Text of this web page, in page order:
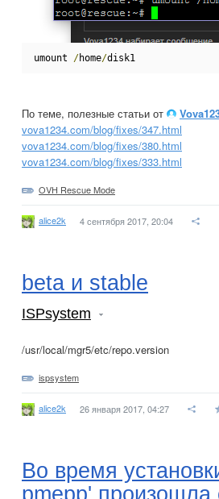
umount /home/disk1
По теме, полезные статьи от
vova1234.com/blog/fixes/347.html
vova1234.com/blog/fixes/380.html
vova1234.com/blog/fixes/333.html
OVH Rescue Mode
alice2k 4 сентября 2017, 20:04
beta и stable
ISPsystem
/usr/local/mgr5/etc/repo.version
ispsystem
alice2k 26 января 2017, 04:27
Во время
pmepp' произошла